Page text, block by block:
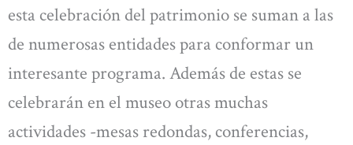
esta celebración del patrimonio se suman a las
de numerosas entidades para conformar un
interesante programa. Además de estas se
celebrarán en el museo otras muchas
actividades -mesas redondas, conferencias,